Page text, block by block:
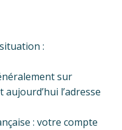
:
sur
aujourd’hui l’adresse
: votre compte